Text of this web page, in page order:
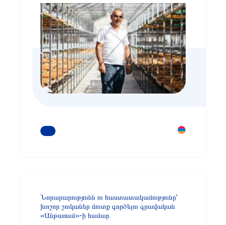
ԿԱՐԴԱՑԵՔ ԱՎԵԼԻՆ
Նորարարությունն ու հաստատակամությունը՝
խոշոր շուկաներ մուտք գործելու գրավական
«Անթառամ»-ի համար